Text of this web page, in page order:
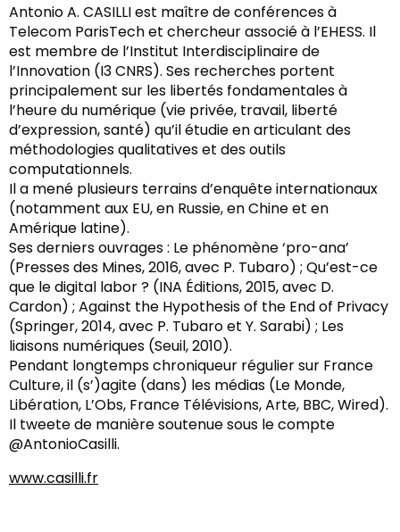
Antonio A. CASILLI est maître de conférences à
Telecom ParisTech et chercheur associé à l’EHESS. Il
est membre de l’Institut Interdisciplinaire de
l’Innovation (I3 CNRS). Ses recherches portent
principalement sur les libertés fondamentales à
l’heure du numérique (vie privée, travail, liberté
d’expression, santé) qu’il étudie en articulant des
méthodologies qualitatives et des outils
computationnels.
Il a mené plusieurs terrains d’enquête internationaux
(notamment aux EU, en Russie, en Chine et en
Amérique latine).
Ses derniers ouvrages : Le phénomène ‘pro-ana’
(Presses des Mines, 2016, avec P. Tubaro) ; Qu’est-ce
que le digital labor ? (INA Éditions, 2015, avec D.
Cardon) ; Against the Hypothesis of the End of Privacy
(Springer, 2014, avec P. Tubaro et Y. Sarabi) ; Les
liaisons numériques (Seuil, 2010).
Pendant longtemps chroniqueur régulier sur France
Culture, il (s’)agite (dans) les médias (Le Monde,
Libération, L’Obs, France Télévisions, Arte, BBC, Wired).
Il tweete de manière soutenue sous le compte
@AntonioCasilli.
www.casilli.fr